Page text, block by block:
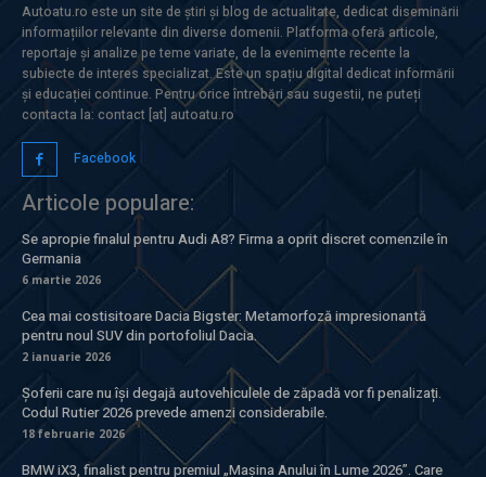
Autoatu.ro este un site de știri și blog de actualitate, dedicat diseminării
informațiilor relevante din diverse domenii. Platforma oferă articole,
reportaje și analize pe teme variate, de la evenimente recente la
subiecte de interes specializat. Este un spațiu digital dedicat informării
și educației continue. Pentru orice întrebări sau sugestii, ne puteți
contacta la: contact [at] autoatu.ro
Facebook
Articole populare:
Se apropie finalul pentru Audi A8? Firma a oprit discret comenzile în
Germania
6 martie 2026
Cea mai costisitoare Dacia Bigster: Metamorfoză impresionantă
pentru noul SUV din portofoliul Dacia.
2 ianuarie 2026
Șoferii care nu își degajă autovehiculele de zăpadă vor fi penalizați.
Codul Rutier 2026 prevede amenzi considerabile.
18 februarie 2026
BMW iX3, finalist pentru premiul „Mașina Anului în Lume 2026”. Care